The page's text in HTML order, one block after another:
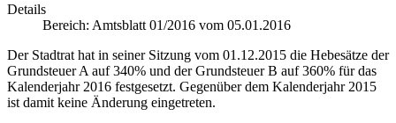
Details
Bereich: Amtsblatt 01/2016 vom 05.01.2016
Der Stadtrat hat in seiner Sitzung vom 01.12.2015 die Hebesätze der
Grundsteuer A auf 340% und der Grundsteuer B auf 360% für das
Kalenderjahr 2016 festgesetzt. Gegenüber dem Kalenderjahr 2015
ist damit keine Änderung eingetreten.